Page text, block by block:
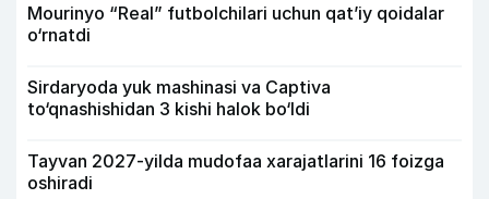
Mourinyo “Real” futbolchilari uchun qat’iy qoidalar
o‘rnatdi
Sirdaryoda yuk mashinasi va Captiva
to‘qnashishidan 3 kishi halok bo‘ldi
Tayvan 2027-yilda mudofaa xarajatlarini 16 foizga
oshiradi